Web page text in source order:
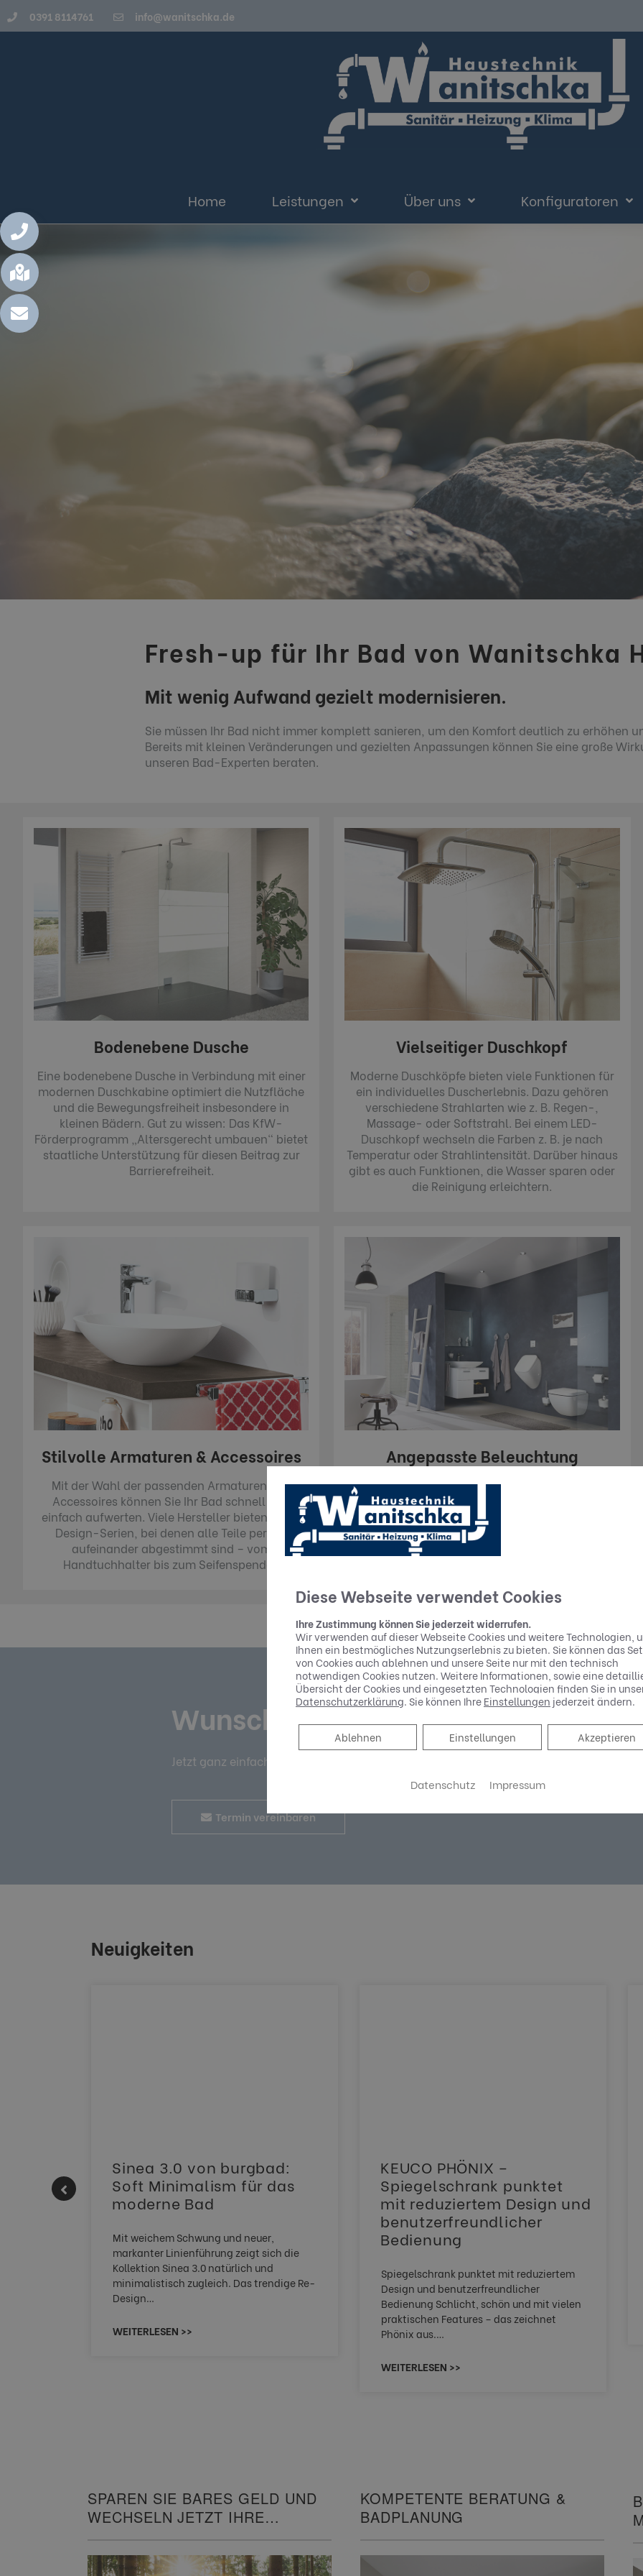
0391 8114761 info@wanitschka.de
Home Leistungen Über uns Konfiguratoren
Fresh-up für Ihr Bad von Wanitschka
Mit wenig Aufwand gezielt modernisieren.
Sie müssen Ihr Bad nicht immer komplett sanieren, um den Komfort deutlich zu erhöhen
Bereits mit kleinen Veränderungen und gezielten Anpassungen können Sie eine große
unseren Bad-Experten beraten.
Bodenebene Dusche
Eine bodenebene Dusche in Verbindung mit einer
modernen Duschkabine optimiert die Nutzfläche
und die Bewegungsfreiheit insbesondere in
kleinen Bädern. Gut zu wissen: Das KfW-
Förderprogramm „Altersgerecht umbauen“ bietet
staatliche Unterstützung für diesen Beitrag zur
Barrierefreiheit.
Vielseitiger Duschkopf
Moderne Duschköpfe bieten viele Funktionen für
ein individuelles Duscherlebnis. Dazu gehören
verschiedene Strahlarten wie z. B. Regen-,
Massage- oder Softstrahl. Bei einem LED-
Duschkopf wechseln die Farben z. B. je nach
Temperatur oder Strahlintensität. Darüber hinaus
gibt es auch Funktionen, die Wasser sparen oder
die Reinigung erleichtern.
Stilvolle Armaturen & Accessoires
Mit der Wahl der passenden Armaturen und
Accessoires können Sie Ihr Bad schnell und
einfach aufwerten. Viele Hersteller bieten Ihnen
Design-Serien, bei denen alle Teile perfekt
aufeinander abgestimmt sind – vom
Handtuchhalter bis zum Seifenspender.
Angepasste Beleuchtung
Das richtige Licht sorgt für die passende
Stimmung im Bad. So schaffen spezielle
Lichteffekte über der Dusche oder der Wanne eine
angenehme Atmosphäre. Eine funktionale
Waschtischbeleuchtung über dem Spiegel macht
Wunschtermin
Jetzt ganz einfach und bequem Online Termine anfragen!
Termin vereinbaren
Neuigkeiten
Sinea 3.0 von burgbad:
Soft Minimalism für das
moderne Bad
Mit weichem Schwung und neuer,
markanter Linienführung zeigt sich die
Kollektion Sinea 3.0 natürlich und
minimalistisch zugleich. Das trendige Re-
Design…
WEITERLESEN >>
KEUCO PHÖNIX –
Spiegelschrank punktet
mit reduziertem Design und
benutzerfreundlicher
Bedienung
Spiegelschrank punktet mit reduziertem
Design und benutzerfreundlicher
Bedienung Schlicht, schön und mit vielen
praktischen Features – das zeichnet
Phönix aus.…
WEITERLESEN >>
SPAREN SIE BARES GELD UND
WECHSELN JETZT IHRE
KOMPETENTE BERATUNG &
BADPLANUNG
Diese Webseite verwendet Cookies
Ihre Zustimmung können Sie jederzeit widerrufen.
Wir verwenden auf dieser Webseite Cookies und weitere Technologien,
Ihnen ein bestmögliches Nutzungserlebnis zu bieten. Sie können das
von Cookies auch ablehnen und unsere Seite nur mit den technisch
notwendigen Cookies nutzen. Weitere Informationen, sowie eine
Übersicht der Cookies und eingesetzten Technologien finden Sie in
Datenschutzerklärung. Sie können IhreEinstellungen jederzeit ändern.
Akzeptieren
Einstellungen
Ablehnen
Ablehnen
Datenschutz Impressum